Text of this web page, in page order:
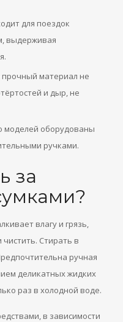
для поездок
выдерживая
прочный материал не
и дыр, не
моделей оборудованы
ручками.
за
влагу и грязь,
Стирать в
ручная
деликатных жидких
раз в холодной воде.
в зависимости